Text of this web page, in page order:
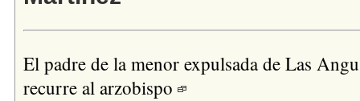
El padre de la menor expulsada de Las
recurre al arzobispo